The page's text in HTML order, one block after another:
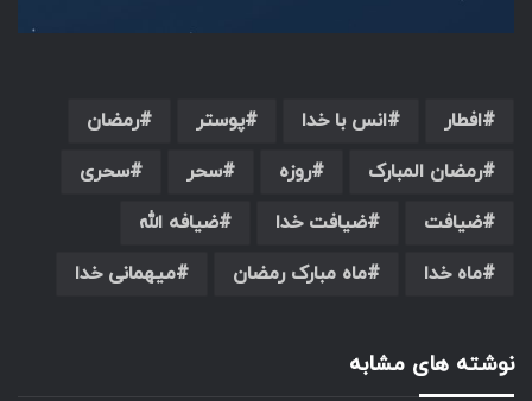
افطار انس با خدا پوستر
رمضان
رمضان المبارک
روزه سحر
سحری
ضیافت
ضیافت خدا
ضیافه الله
ماه خدا
ماه مبارک رمضان میهمانی خدا
نوشته های مشابه